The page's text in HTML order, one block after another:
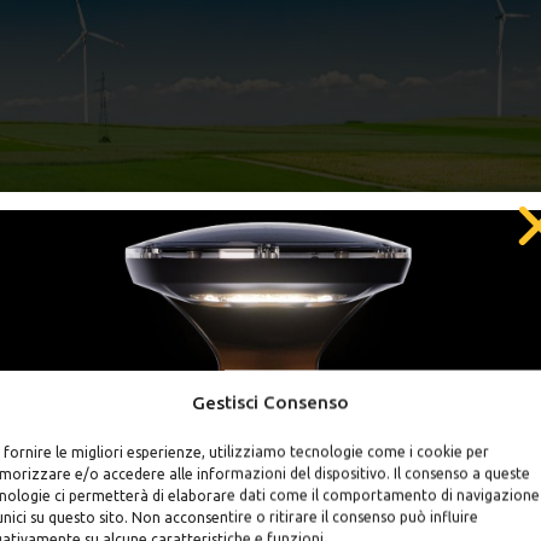
Gestisci Consenso
fornire le migliori esperienze, utilizziamo tecnologie come i cookie per
e/o accedere alle informazioni del dispositivo. Il consenso a queste
ci permetterà di elaborare dati come il comportamento di
su questo sito. Non acconsentire o ritirare il consenso può influire
SCONTO DEL 5%
alla newsletter e ricevi subito un codice sconto personale
5% valido per il tuo ordine